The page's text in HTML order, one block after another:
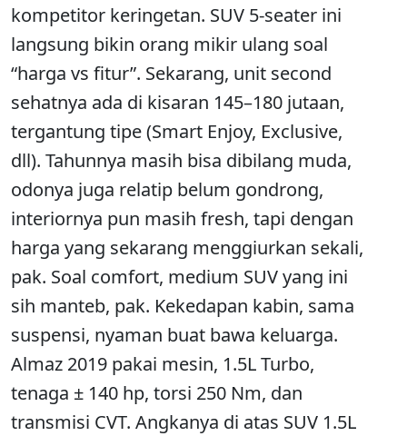
kompetitor keringetan. SUV 5-seater ini
langsung bikin orang mikir ulang soal
“harga vs fitur”. Sekarang, unit second
sehatnya ada di kisaran 145–180 jutaan,
tergantung tipe (Smart Enjoy, Exclusive,
dll). Tahunnya masih bisa dibilang muda,
odonya juga relatip belum gondrong,
interiornya pun masih fresh, tapi dengan
harga yang sekarang menggiurkan sekali,
pak. Soal comfort, medium SUV yang ini
sih manteb, pak. Kekedapan kabin, sama
suspensi, nyaman buat bawa keluarga.
Almaz 2019 pakai mesin, 1.5L Turbo,
tenaga ± 140 hp, torsi 250 Nm, dan
transmisi CVT. Angkanya di atas SUV 1.5L